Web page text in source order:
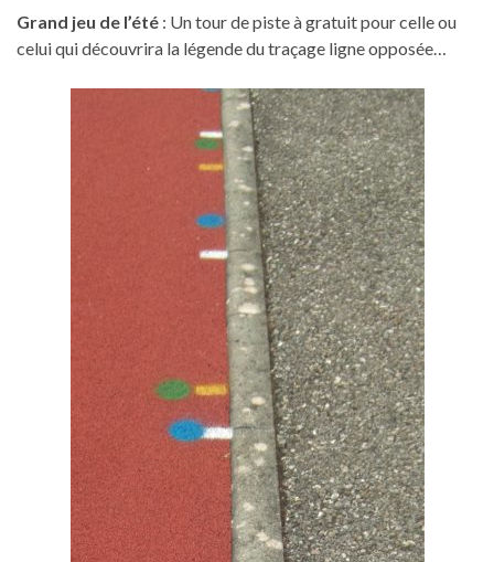
Grand jeu de l’été : Un tour de piste à gratuit pour celle ou
celui qui découvrira la légende du traçage ligne opposée…